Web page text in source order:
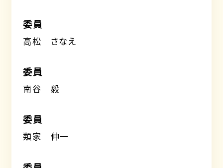
委員
高松 さなえ
委員
南谷 毅
委員
類家 伸一